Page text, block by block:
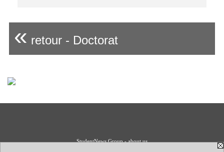
« retour - Doctorat
StudentNews Group - about us